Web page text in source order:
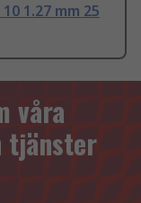
1.27 mm 25
våra
tjänster